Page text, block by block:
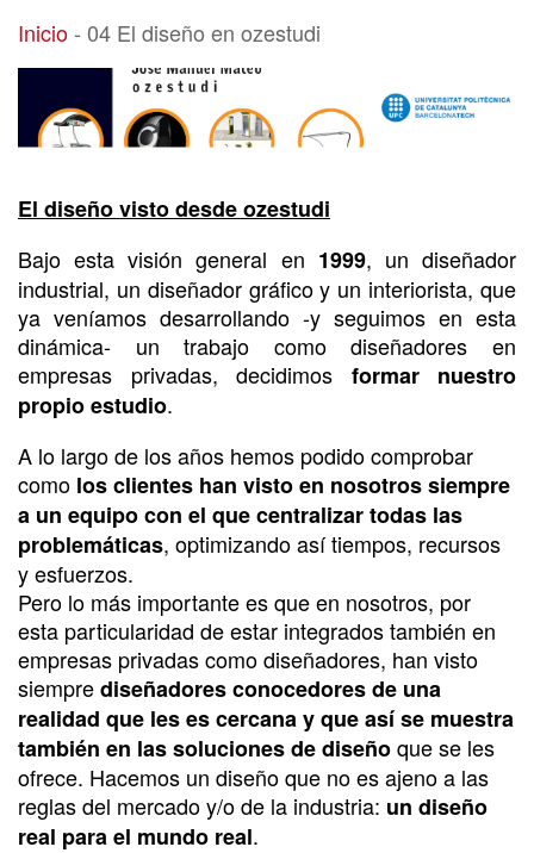
04 El diseño en ozestudi
Inicio- 04 El diseño en ozestudi
El diseño visto desde ozestudi
Bajo esta visión general en 1999, un diseñador
industrial, un diseñador gráfico y un interiorista, que
ya veníamos desarrollando -y seguimos en esta
dinámica- un trabajo como diseñadores en
empresas privadas, decidimos formar nuestro
propio estudio.
A lo largo de los años hemos podido comprobar
como los clientes han visto en nosotros siempre
a un equipo con el que centralizar todas las
problemáticas, optimizando así tiempos, recursos
y esfuerzos.
Pero lo más importante es que en nosotros, por
esta particularidad de estar integrados también en
empresas privadas como diseñadores, han visto
siemprediseñadores conocedores de una
realidad que les es cercana y que así se muestra
también en las soluciones de diseñoque se les
ofrece. Hacemos un diseño que no es ajeno a las
reglas del mercado y/o de la industria: un diseño
real para el mundo real.